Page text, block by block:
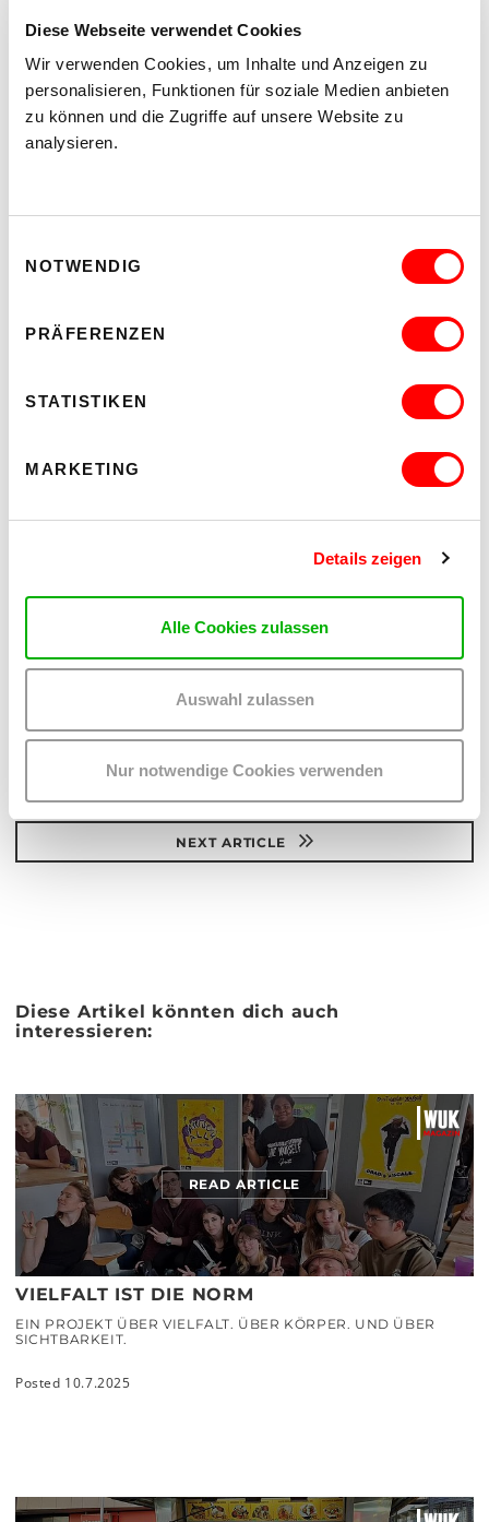
Diese Webseite verwendet Cookies
Wir verwenden Cookies, um Inhalte und Anzeigen zu
personalisieren, Funktionen für soziale Medien anbieten
zu können und die Zugriffe auf unsere Website zu
analysieren.
NOTWENDIG
PRÄFERENZEN
STATISTIKEN
MARKETING
Details zeigen
Alle Cookies zulassen
Auswahl zulassen
Nur notwendige Cookies verwenden
Beitrag für die Gemeinschaft – und die Kooperation mit dem
BOS 10 zeigt, wie gegenseitige Unterstützung neue Chancen
eröffnet.
Text: Christoph Vizy, Trainer, WUK work.space
Fotos: WUK work.space
Mobile Jugendarbeit Back on Stage 10 (BoS 10)
PREVIOUS ARTICLE
TO ALL ARTICLES
NEXT ARTICLE
Diese Artikel könnten dich auch
interessieren:
READ ARTICLE
VIELFALT IST DIE NORM
EIN PROJEKT ÜBER VIELFALT. ÜBER KÖRPER. UND ÜBER
SICHTBARKEIT.
Posted 10.7.2025